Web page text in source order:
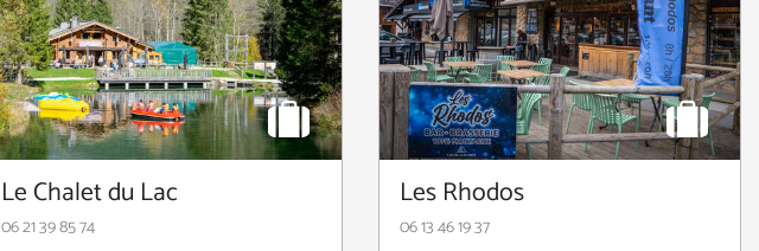
Le Chalet du Lac
06 21 39 85 74
Les Rhodos
06 13 46 19 37